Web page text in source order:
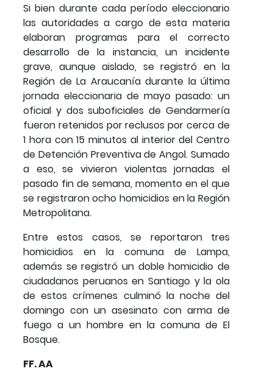
Si bien durante cada período eleccionario
las autoridades a cargo de esta materia
elaboran programas para el correcto
desarrollo de la instancia, un incidente
grave, aunque aislado, se registró en la
Región de La Araucanía durante la última
jornada eleccionaria de mayo pasado: un
oficial y dos suboficiales de Gendarmería
fueron retenidos por reclusos por cerca de
1 hora con 15 minutos al interior del Centro
de Detención Preventiva de Angol. Sumado
a eso, se vivieron violentas jornadas el
pasado fin de semana, momento en el que
se registraron ocho homicidios en la Región
Metropolitana.
Entre estos casos, se reportaron tres
homicidios en la comuna de Lampa,
además se registró un doble homicidio de
ciudadanos peruanos en Santiago y la ola
de estos crímenes culminó la noche del
domingo con un asesinato con arma de
fuego a un hombre en la comuna de El
Bosque.
FF. AA